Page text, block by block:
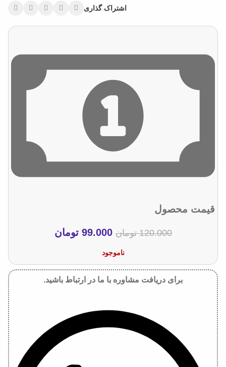
اشتراک گذاری
قیمت محصول
120.000 تومان 99.000 تومان
ناموجود
برای دریافت مشاوره با ما در ارتباط باشید.